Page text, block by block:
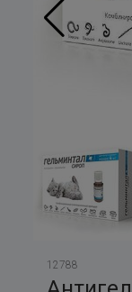
12788